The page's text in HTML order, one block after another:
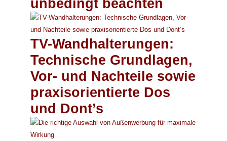
unbedingt beachten
TV-Wandhalterungen:
Technische Grundlagen,
Vor- und Nachteile sowie
praxisorientierte Dos
und Dont’s